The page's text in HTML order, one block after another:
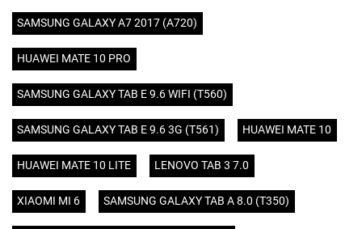
SAMSUNG GALAXY A7 2017 (A720)
HUAWEI MATE 10 PRO
SAMSUNG GALAXY TAB E 9.6 WIFI (T560)
SAMSUNG GALAXY TAB E 9.6 3G (T561) HUAWEI MATE 10
HUAWEI MATE 10 LITE LENOVO TAB 3 7.0
XIAOMI MI 6 SAMSUNG GALAXY TAB A 8.0 (T350)